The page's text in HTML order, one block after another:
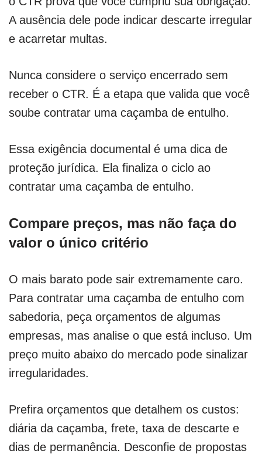
A ausência dele pode indicar descarte irregular
e acarretar multas.
Nunca considere o serviço encerrado sem
receber o CTR. É a etapa que valida que você
soube contratar uma caçamba de entulho.
Essa exigência documental é uma dica de
proteção jurídica. Ela finaliza o ciclo ao
contratar uma caçamba de entulho.
Compare preços, mas não faça do
valor o único critério
O mais barato pode sair extremamente caro.
Para contratar uma caçamba de entulho com
sabedoria, peça orçamentos de algumas
empresas, mas analise o que está incluso. Um
preço muito abaixo do mercado pode sinalizar
irregularidades.
Prefira orçamentos que detalhem os custos:
diária da caçamba, frete, taxa de descarte e
dias de permanência. Desconfie de propostas